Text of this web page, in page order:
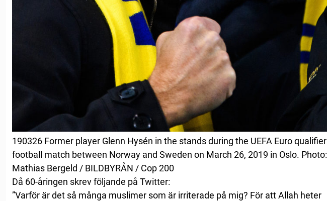
190326 Former player Glenn Hysén in the stands during the UEFA Euro qualifier
football match between Norway and Sweden on March 26, 2019 in Oslo. Photo:
Mathias Bergeld / BILDBYRÅN / Cop 200
Då 60-åringen skrev följande på Twitter:
”Varför är det så många muslimer som är irriterade på mig? För att Allah heter